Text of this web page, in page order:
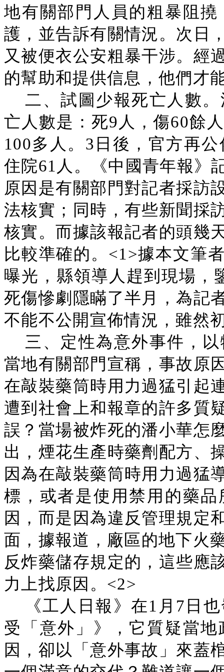
地有關部門人員的粗暴阻
護，並告訴有關情況。次日
又被便衣公安粗暴干涉。經
的幫助和提供信息，他們才
二、試圖少報死亡人數
亡人數是：死9人，傷60餘
100多人。3日後，官方再
住院61人。《中國青年報》
原因是有關部門對記者採訪
法核實；同時，有些新聞採
核實。而據該報記者的頭幾
比較準確的。<1>據本文筆
曝光，縣領導人趕到現場，
死傷慘劇隱瞞了半月，為記
不能不公開宣佈情況，雖然
三、定性為意外事件，
當地有關部門宣稱，事故原
在敲裝藥筒時用力過猛引起
遭到社會上和報章的許多質
誤？當場被炸死的潘小華怎
出，煙花生產時藥劑配方、
因為在敲裝藥筒時用力過猛
標，或者是使用禁用的藥
因，而是因為違反管理規定
面，據報道，廠區的地下火
反炸藥儲存規定的，這些應
力上找原因。<2>
《工人日報》在1月7日
受「意外」》，它質疑當
因，卻以「意外事故」來蓋